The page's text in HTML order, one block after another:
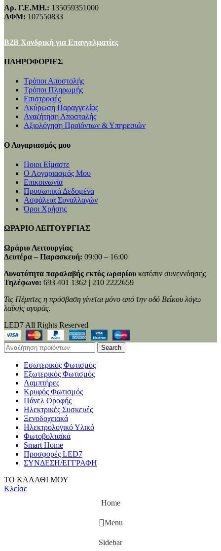
Αρ. Γ.Ε.ΜΗ.: 135059351000
ΑΦΜ: 107550833
B2B Χονδρική για Επαγγελματίες
ΠΛΗΡΟΦΟΡΙΕΣ
Τρόποι Αποστολής
Τρόποι Πληρωμής
Επιστροφές
Ακύρωση Παραγγελίας
Αναζήτηση Αποστολής
Αξιολόγηση Προϊόντων & Υπηρεσιών
Ο Λογαριασμός μου
Ποιοι Είμαστε
Ο Λογαριασμός Μου
Επικοινωνία
Προσωπικά Δεδομένα
Ασφάλεια Συναλλαγών
Όροι Χρήσης
ΩΡΑΡΙΟ ΛΕΙΤΟΥΡΓΙΑΣ
Ωράριο Λειτουργίας
Δευτέρα – Παρασκευή: 09:00 – 16:00
Δυνατότητα παραλαβής εκτός ωραρίου κατόπιν συνεννόησης
Τηλέφωνο: 693 401 1362 | 210 2222659
Τις Πέμπτες η πρόσβαση γίνεται μόνο από την οδό Βεΐκου λόγω
λαϊκής αγοράς.
LED7 All Rights Reserved
Search
Εσωτερικός Φωτισμός
Εξωτερικός Φωτισμός
Λαμπτήρες
Κρυφός Φωτισμός
Πάνελ Οροφής
Ηλεκτρικές Συσκευές
Ξενοδοχειακά
Ηλεκτρολογικό Υλικό
Φωτοβολταϊκά
Smart Home
Προσφορές LED7
ΣΥΝΔΕΣΗ/ΕΓΓΡΑΦΗ
ΤΟ ΚΑΛΑΘΙ ΜΟΥ
Κλείσε
Home
Menu
Sidebar